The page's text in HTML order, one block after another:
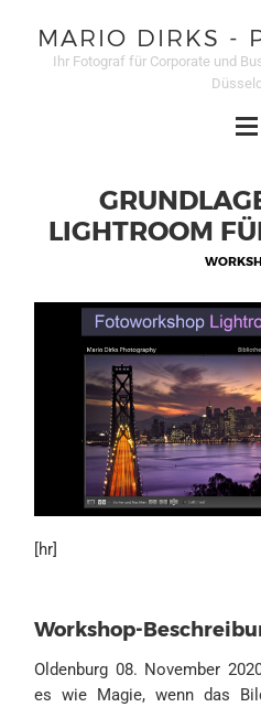
MARIO DIRKS -
Ihr Fotograf für Corporate und
LIGHTROOM
[hr]
Workshop-
Oldenburg 08. November
es wie Magie, wenn das